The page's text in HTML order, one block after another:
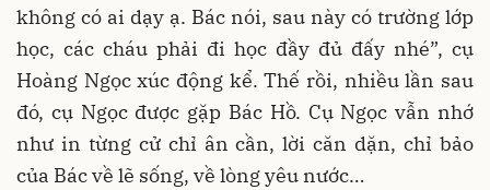
không có ai dạy ạ. Bác nói, sau này có trường lớp
học, các cháu phải đi học đầy đủ đấy nhé”, cụ
Hoàng Ngọc xúc động kể. Thế rồi, nhiều lần sau
đó, cụ Ngọc được gặp Bác Hồ. Cụ Ngọc vẫn nhớ
như in từng cử chỉ ân cần, lời căn dặn, chỉ bảo
của Bác về lẽ sống, về lòng yêu nước…